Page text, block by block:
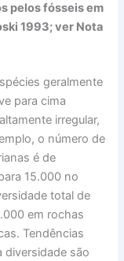
pelos fósseis em
1993; ver Nota
geralmente
para cima
irregular,
o número de
é de
15.000 no
total de
em rochas
Tendências
diversidade são